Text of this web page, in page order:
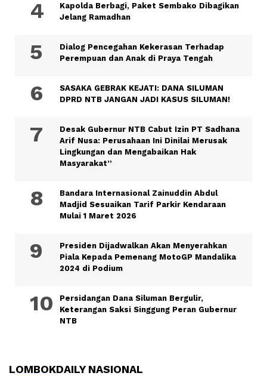
Kapolda Berbagi, Paket Sembako Dibagikan
Jelang Ramadhan
Dialog Pencegahan Kekerasan Terhadap
Perempuan dan Anak di Praya Tengah
SASAKA GEBRAK KEJATI: DANA SILUMAN
DPRD NTB JANGAN JADI KASUS SILUMAN!
Desak Gubernur NTB Cabut Izin PT Sadhana
Arif Nusa: Perusahaan Ini Dinilai Merusak
Lingkungan dan Mengabaikan Hak
Masyarakat”
Bandara Internasional Zainuddin Abdul
Madjid Sesuaikan Tarif Parkir Kendaraan
Mulai 1 Maret 2026
Presiden Dijadwalkan Akan Menyerahkan
Piala Kepada Pemenang MotoGP Mandalika
2024 di Podium
Persidangan Dana Siluman Bergulir,
Keterangan Saksi Singgung Peran Gubernur
NTB
LOMBOKDAILY NASIONAL